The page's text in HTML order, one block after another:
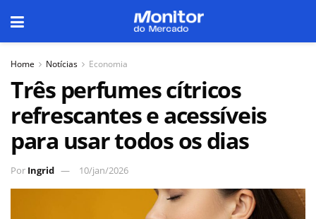
Home Notícias Economia
Três perfumes cítricos
refrescantes e acessíveis
para usar todos os dias
Por Ingrid 10/jan/2026